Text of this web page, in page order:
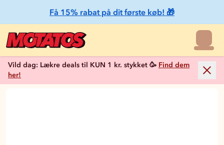
Få 15% rabat på dit første køb! 🎁
Vild dag: Lækre deals til KUN 1 kr. stykket 🥳 Find dem
her!